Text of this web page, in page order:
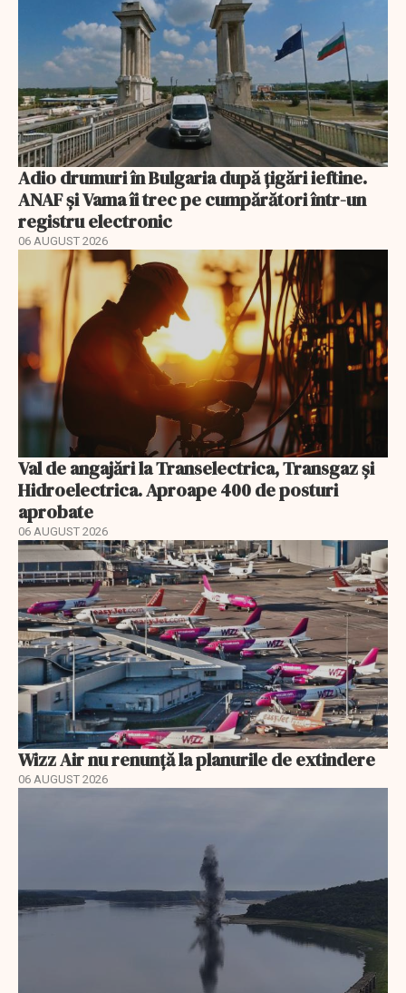
Adio drumuri în Bulgaria după țigări ieftine.
ANAF și Vama îi trec pe cumpărători într-un
registru electronic
06 AUGUST 2026
Val de angajări la Transelectrica, Transgaz și
Hidroelectrica. Aproape 400 de posturi
aprobate
06 AUGUST 2026
Wizz Air nu renunță la planurile de extindere
06 AUGUST 2026